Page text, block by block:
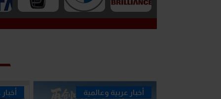
أخبار عربية وعالمية